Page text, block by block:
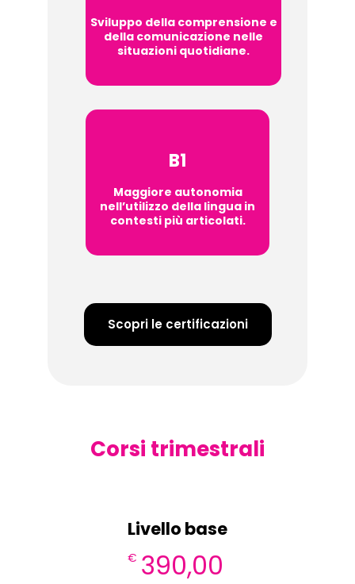
Sviluppo della comprensione e
della comunicazione nelle
situazioni quotidiane.
B1
Maggiore autonomia
nell’utilizzo della lingua in
contesti più articolati.
Scopri le certificazioni
Corsi trimestrali
Livello base
€ 390,00